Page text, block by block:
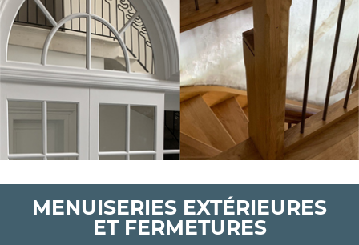
MENUISERIES EXTÉRIEURES
ET FERMETURES